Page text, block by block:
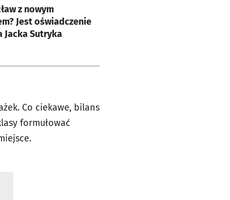
z nowym
Jest oświadczenie
Jacka Sutryka
Co ciekawe, bilans
formułować